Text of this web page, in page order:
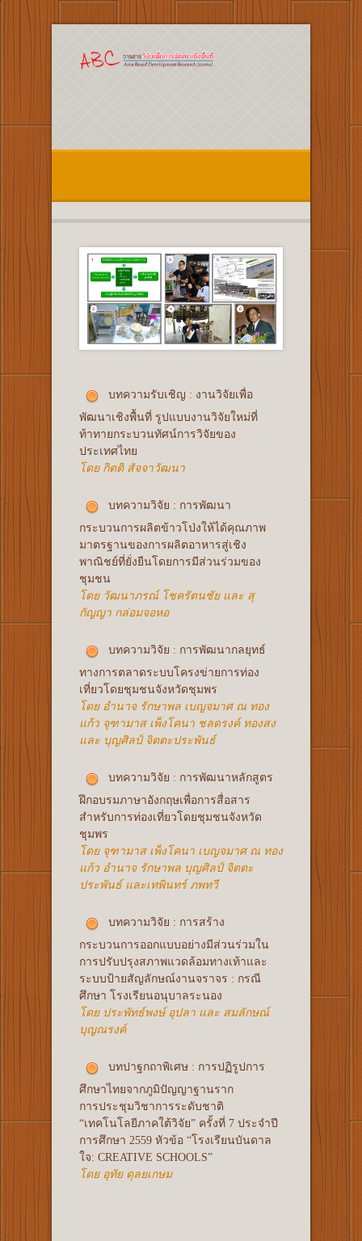
บทความรับเชิญ : งานวิจัยเพื่อ
พัฒนาเชิงพื้นที่ รูปแบบงานวิจัยใหม่ที่
ท้าทายกระบวนทัศน์การวิจัยของ
ประเทศไทย
โดย กิตติ สัจจาวัฒนา
บทความวิจัย : การพัฒนา
กระบวนการผลิตข้าวโป่งให้ได้คุณภาพ
มาตรฐานของการผลิตอาหารสู่เชิง
พาณิชย์ที่ยั่งยืนโดยการมีส่วนร่วมของ
ชุมชน
โดย วัฒนาภรณ์ โชครัตนชัย และ สุ
กัญญา กล่อมจอหอ
บทความวิจัย : การพัฒนากลยุทธ์
ทางการตลาดระบบโครงข่ายการท่อง
เที่ยวโดยชุมชนจังหวัดชุมพร
โดย อำนาจ รักษาพล เบญจมาศ ณ ทอง
แก้ว จุฑามาส เพ็งโคนา ชลดรงค์ ทองสง
และ บุญศิลป์ จิตตะประพันธ์
บทความวิจัย : การพัฒนาหลักสูตร
ฝึกอบรมภาษาอังกฤษเพื่อการสื่อสาร
สำหรับการท่องเที่ยวโดยชุมชนจังหวัด
ชุมพร
โดย จุฑามาส เพ็งโคนา เบญจมาศ ณ ทอง
แก้ว อำนาจ รักษาพล บุญศิลป์ จิตตะ
ประพันธ์ และเทพินทร์ ภพทวี
บทความวิจัย : การสร้าง
กระบวนการออกแบบอย่างมีส่วนร่วมใน
การปรับปรุงสภาพแวดล้อมทางเท้าและ
ระบบป้ายสัญลักษณ์งานจราจร : กรณี
ศึกษา โรงเรียนอนุบาลระนอง
โดย ประพัทธ์พงษ์ อุปลา และ สมลักษณ์
บุญณรงค์
บทปาฐกถาพิเศษ : การปฏิรูปการ
ศึกษาไทยจากภูมิปัญญาฐานราก
การประชุมวิชาการระดับชาติ
“เทคโนโลยีภาคใต้วิจัย” ครั้งที่ 7 ประจําปี
การศึกษา 2559 หัวข้อ “โรงเรียนบันดาล
ใจ: CREATIVE SCHOOLS”
โดย อุทัย ดุลยเกษม